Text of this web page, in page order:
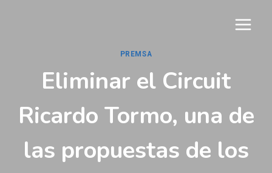
PREMSA
Eliminar el Circuit
Ricardo Tormo, una de
las propuestas de los